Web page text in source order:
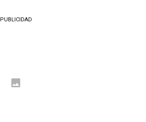
PUBLICIDAD